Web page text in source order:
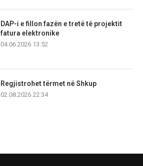
DAP-i e fillon fazën e tretë të projektit
fatura elektronike
04.06.2026 13:52
Regjistrohet tërmet në Shkup
02.08.2026 22:34